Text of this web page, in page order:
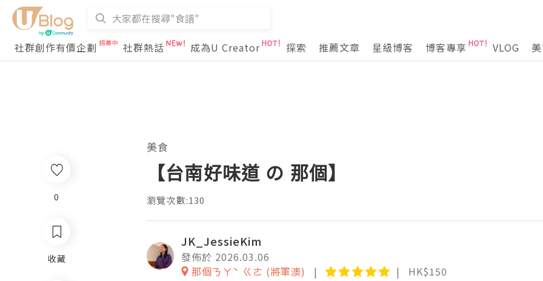
社群創作有價企劃 社群熱話 成為U Creator 探索 推薦文章 星級博客 博客專享 VLOG
美食
【台南好味道 の 那個】
瀏覽次數:130
JK_JessieKim
發佈於 2026.03.06
那個ㄋㄚˋ ㄍㄜ (將軍澳)
HK$150
0
收藏